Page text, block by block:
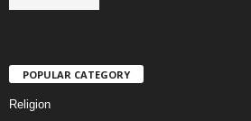
POPULAR CATEGORY
Religion